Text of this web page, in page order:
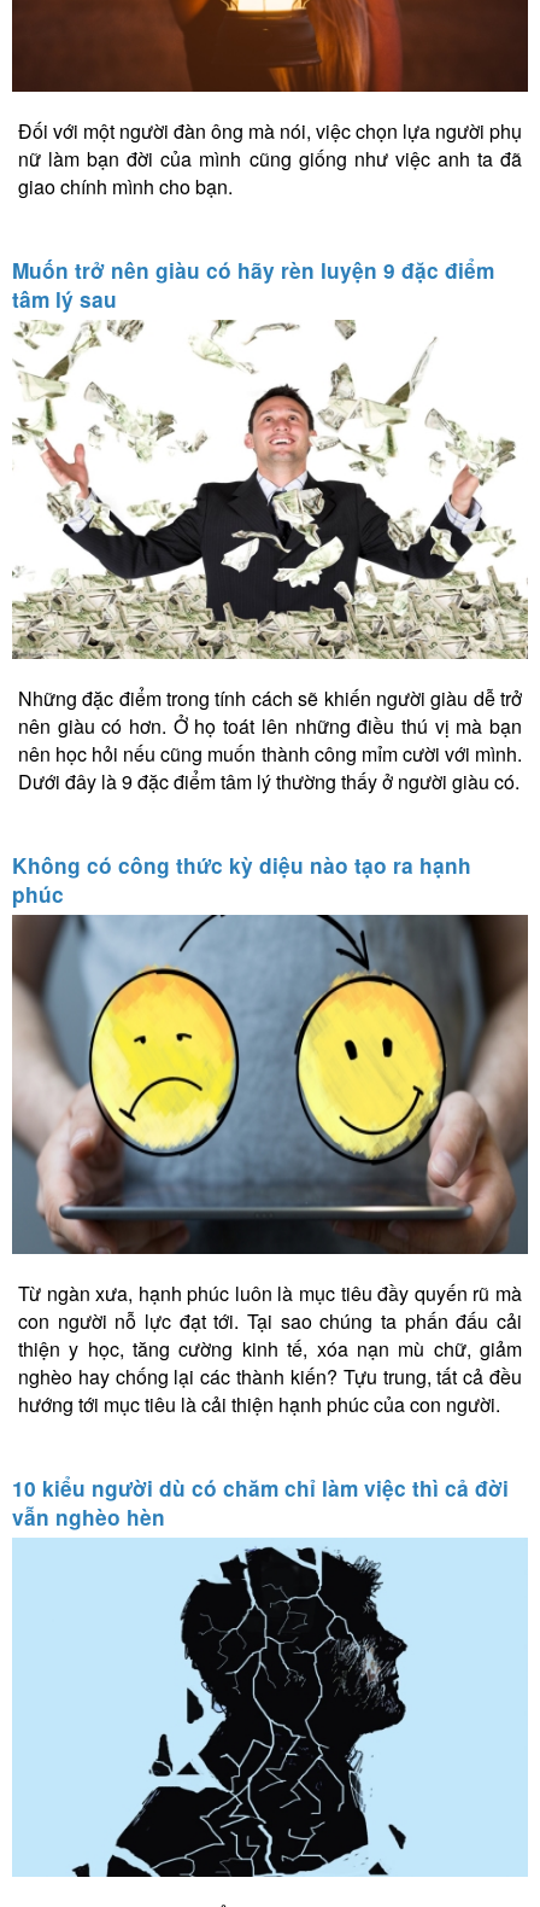
Đối với một người đàn ông mà nói, việc chọn lựa người phụ
nữ làm bạn đời của mình cũng giống như việc anh ta đã
giao chính mình cho bạn.
Muốn trở nên giàu có hãy rèn luyện 9 đặc điểm
tâm lý sau
Những đặc điểm trong tính cách sẽ khiến người giàu dễ trở
nên giàu có hơn. Ở họ toát lên những điều thú vị mà bạn
nên học hỏi nếu cũng muốn thành công mỉm cười với mình.
Dưới đây là 9 đặc điểm tâm lý thường thấy ở người giàu có.
Không có công thức kỳ diệu nào tạo ra hạnh
phúc
Từ ngàn xưa, hạnh phúc luôn là mục tiêu đầy quyến rũ mà
con người nỗ lực đạt tới. Tại sao chúng ta phấn đấu cải
thiện y học, tăng cường kinh tế, xóa nạn mù chữ, giảm
nghèo hay chống lại các thành kiến? Tựu trung, tất cả đều
hướng tới mục tiêu là cải thiện hạnh phúc của con người.
10 kiểu người dù có chăm chỉ làm việc thì cả đời
vẫn nghèo hèn